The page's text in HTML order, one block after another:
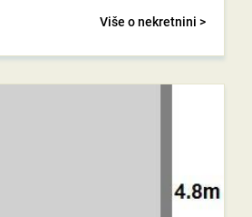
Više o nekretnini >